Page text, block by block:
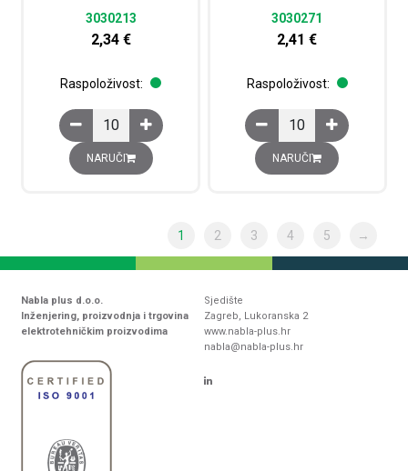
3030213
2,34 €
Raspoloživost:
Kratkospojnik, 10-polni, razmak: 5.2 mm, d: 22.7 mm,
NARUČI
3030271
2,41€
Raspoloživost:
Kratkospojnik, 10-
NARUČI
1 2 3 4 5 →
Nabla plus d.o.o.
Inženjering, proizvodnja i trgovina
elektrotehničkim proizvodima
Sjedište
Zagreb, Lukoranska 2
www.nabla-plus.hr
nabla@nabla-plus.hr